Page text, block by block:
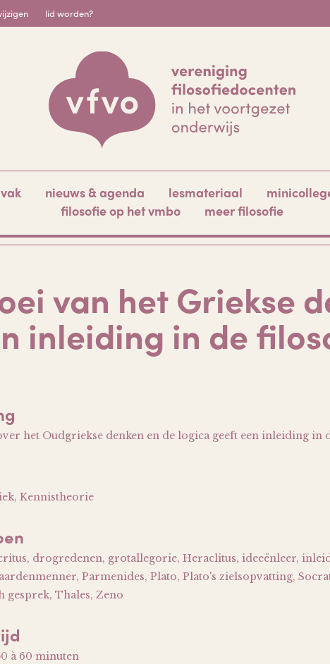
lid worden?
nieuws & agenda lesmateriaal
filosofie op het vmbo
meer filosofie
van het Griekse
inleiding in de
het Oudgriekse denken en de logica geeft een inleiding in
Kennistheorie
drogredenen, grotallegorie, Heraclitus, ideeënleer,
Parmenides, Plato, Plato's zielsopvatting,
gesprek, Thales, Zeno
à 60 minuten